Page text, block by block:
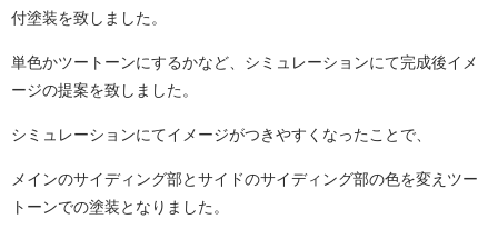
付塗装を致しました。
単色かツートーンにするかなど、シミュレーションにて完成後イメ
ージの提案を致しました。
シミュレーションにてイメージがつきやすくなったことで、
メインのサイディング部とサイドのサイディング部の色を変えツー
トーンでの塗装となりました。